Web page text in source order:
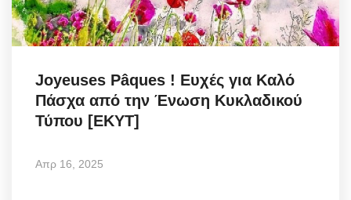
Joyeuses Pâques ! Ευχές για Καλό
Πάσχα από την Ένωση Κυκλαδικού
Τύπου [EKYT]
Απρ 16, 2025